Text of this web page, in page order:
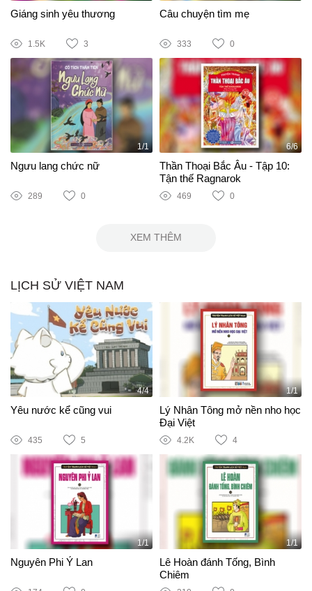
Giáng sinh yêu thương
1.5K 3
Câu chuyện tìm mẹ
333 0
1/1
Ngưu lang chức nữ
289 0
6/6
Thần Thoại Bắc Âu - Tập 10:
Tận thế Ragnarok
469 0
XEM THÊM
LỊCH SỬ VIỆT NAM
4/4
Yêu nước kể cũng vui
435 5
1/1
Lý Nhân Tông mở nền nho học
Đại Việt
4.2K 4
1/1
Nguyên Phi Ỷ Lan
1/1
Lê Hoàn đánh Tống, Bình
Chiêm